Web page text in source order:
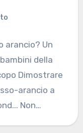
arancio? Un
della
Dimostrare
arancio a
Non…